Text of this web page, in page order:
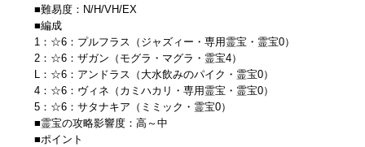
■難易度：N/H/VH/EX
■編成
1：☆6：プルフラス（ジャズィー・専用霊宝・霊宝0）
2：☆6：ザガン（モグラ・マグラ・霊宝4）
L：☆6：アンドラス（大水飲みのパイク・霊宝0）
4：☆6：ヴィネ（カミハカリ・専用霊宝・霊宝0）
5：☆6：サタナキア（ミミック・霊宝0）
■霊宝の攻略影響度：高～中
■ポイント